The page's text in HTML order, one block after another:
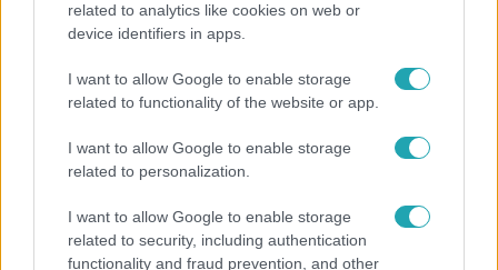
related to analytics like cookies on web or
device identifiers in apps.
I want to allow Google to enable storage
related to functionality of the website or app.
I want to allow Google to enable storage
related to personalization.
I want to allow Google to enable storage
related to security, including authentication
functionality and fraud prevention, and other
Reggeli
vállalnám!” – Détár Enikő megszólalt a politikai
megkeresésekkel kapcsolatban